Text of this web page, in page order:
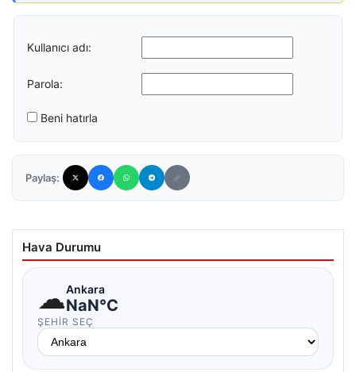
Kullanıcı adı:
Parola:
Beni hatırla
Paylaş:
Hava Durumu
☁Ankara
NaN°C
ŞEHIR SEÇ